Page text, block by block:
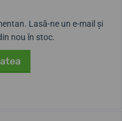
Lasă-ne un e-mail și
nou în stoc.